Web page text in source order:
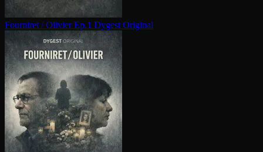
Fourniret / Olivier Ep.1 Dygest Original